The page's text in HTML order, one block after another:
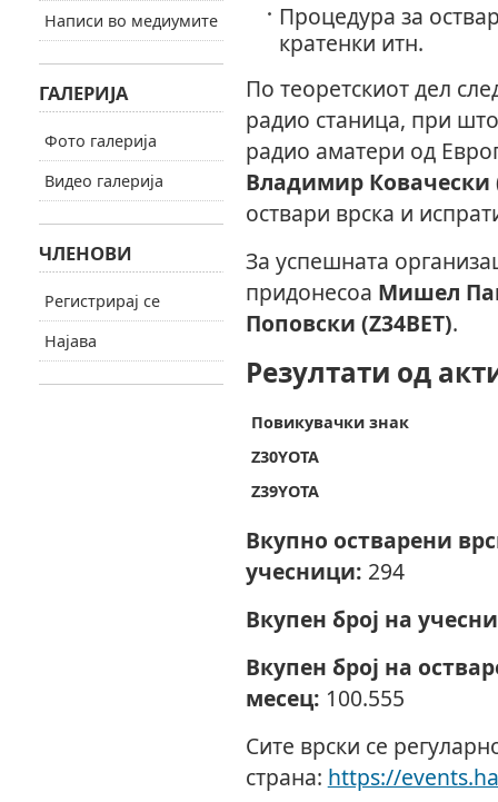
Процедура за
кратенки итн.
По теоретскиот дел
радио станица, при
радио аматери од
Владимир Ковачески
оствари врска и
За успешната
придонесоа Мишел
Поповски (Z34BET).
Резултати од
Повикувачки знак
Z30YOTA
Z39YOTA
Вкупно остварени
учесници: 294
Вкупен број на
Вкупен број на
месец: 100.555
Сите врски се
страна: https://
Написи во медиумите
ГАЛЕРИЈА
Фото галерија
Видео галерија
ЧЛЕНОВИ
Регистрирај се
Најава